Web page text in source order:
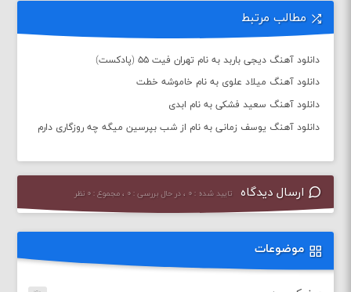
مطالب مرتبط
دانلود آهنگ دیجی باربد به نام تهران فیت ۵۵ (پادکست)
دانلود آهنگ میلاد علوی به نام خاموشه خطت
دانلود آهنگ سعید فشکی به نام ابدی
دانلود آهنگ یوسف زمانی به نام از شب بپرسین میگه چه روزگاری دارم
ارسال دیدگاه تایید شده : ۰ ، در حال بررسی : ۰ ، مجموع : ۰ نظر
موضوعات